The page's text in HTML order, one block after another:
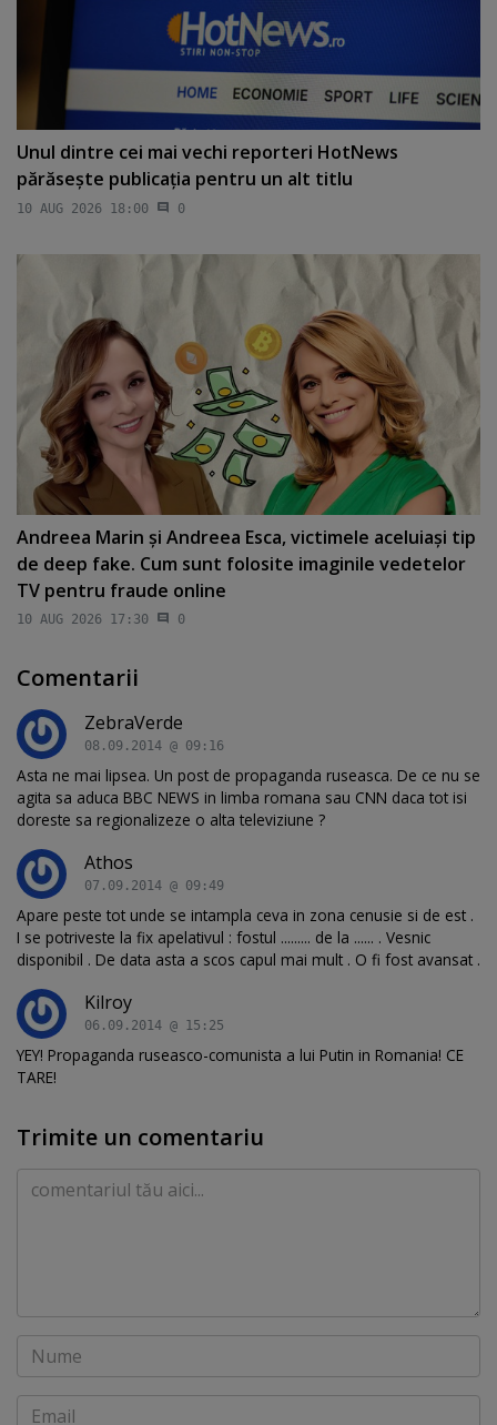
Unul dintre cei mai vechi reporteri HotNews
părăseşte publicaţia pentru un alt titlu
10 AUG 2026 18:00 0
Andreea Marin şi Andreea Esca, victimele aceluiaşi tip
de deep fake. Cum sunt folosite imaginile vedetelor
TV pentru fraude online
10 AUG 2026 17:30 0
Comentarii
ZebraVerde
08.09.2014 @ 09:16
Asta ne mai lipsea. Un post de propaganda ruseasca. De ce nu se
agita sa aduca BBC NEWS in limba romana sau CNN daca tot isi
doreste sa regionalizeze o alta televiziune ?
Athos
07.09.2014 @ 09:49
Apare peste tot unde se intampla ceva in zona cenusie si de est .
I se potriveste la fix apelativul : fostul ......... de la ...... . Vesnic
disponibil . De data asta a scos capul mai mult . O fi fost avansat .
Kilroy
06.09.2014 @ 15:25
YEY! Propaganda ruseasco-comunista a lui Putin in Romania! CE
TARE!
Trimite un comentariu
Comentariu
Nume
Email